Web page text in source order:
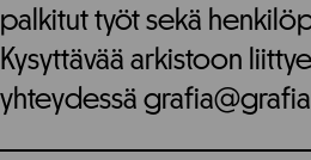
palkitut työt sekä
Kysyttävää arkistoon
yhteydessä